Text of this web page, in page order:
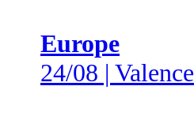
Europe
24/08 | Valence